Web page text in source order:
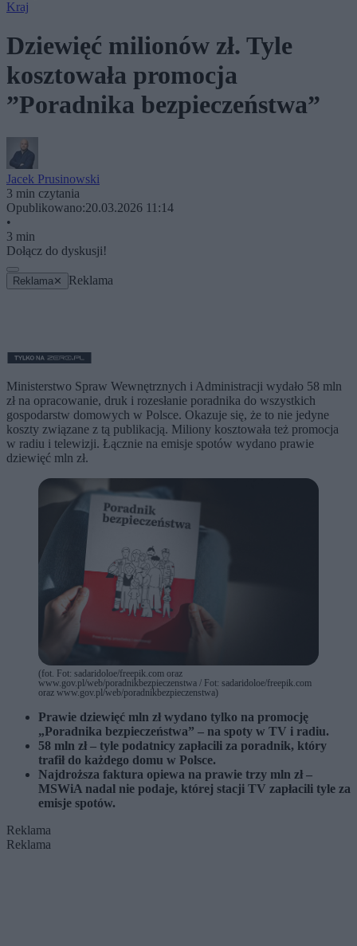
Kraj
Dziewięć milionów zł. Tyle
kosztowała promocja
”Poradnika bezpieczeństwa”
Jacek Prusinowski
3 min czytania
Opublikowano:20.03.2026 11:14
•
3 min
Dołącz do dyskusji!
Reklama ✕ Reklama
Ministerstwo Spraw Wewnętrznych i Administracji wydało 58 mln
zł na opracowanie, druk i rozesłanie poradnika do wszystkich
gospodarstw domowych w Polsce. Okazuje się, że to nie jedyne
koszty związane z tą publikacją. Miliony kosztowała też promocja
w radiu i telewizji. Łącznie na emisje spotów wydano prawie
dziewięć mln zł.
(fot. Fot: sadaridoloe/freepik.com oraz
www.gov.pl/web/poradnikbezpieczenstwa / Fot: sadaridoloe/freepik.com
oraz www.gov.pl/web/poradnikbezpieczenstwa)
Prawie dziewięć mln zł wydano tylko na promocję
„Poradnika bezpieczeństwa” – na spoty w TV i radiu.
58 mln zł – tyle podatnicy zapłacili za poradnik, który
trafił do każdego domu w Polsce.
Najdroższa faktura opiewa na prawie trzy mln zł –
MSWiA nadal nie podaje, której stacji TV zapłacili tyle za
emisje spotów.
Reklama
Reklama